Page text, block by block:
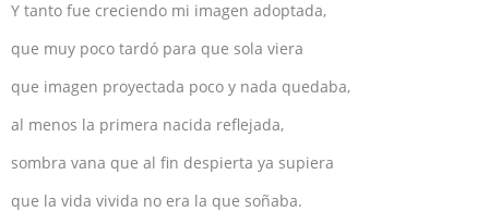
Y tanto fue creciendo mi imagen adoptada,
que muy poco tardó para que sola viera
que imagen proyectada poco y nada quedaba,
al menos la primera nacida reflejada,
sombra vana que al fin despierta ya supiera
que la vida vivida no era la que soñaba.